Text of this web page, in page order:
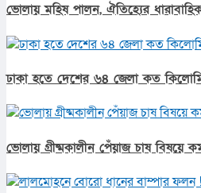
ভোলায় মহিষ পালন, ঐতিহ্যের
ঢাকা হতে দেশের ৬৪ জেলা কত
ভোলায় গ্রীষ্মকালীন পেঁয়াজ চাষ বিষয়ে